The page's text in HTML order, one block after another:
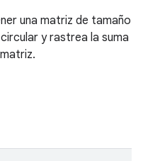
una matriz de tamaño
y rastrea la suma